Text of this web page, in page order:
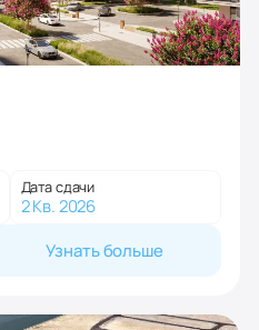
Дата сдачи
2 Кв. 2026
Узнать больше